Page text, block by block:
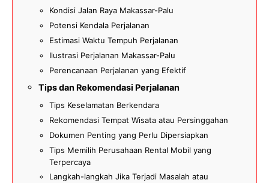
Kondisi Jalan Raya Makassar-Palu
Potensi Kendala Perjalanan
Estimasi Waktu Tempuh Perjalanan
Ilustrasi Perjalanan Makassar-Palu
Perencanaan Perjalanan yang Efektif
Tips dan Rekomendasi Perjalanan
Tips Keselamatan Berkendara
Rekomendasi Tempat Wisata atau Persinggahan
Dokumen Penting yang Perlu Dipersiapkan
Tips Memilih Perusahaan Rental Mobil yang
Terpercaya
Langkah-langkah Jika Terjadi Masalah atau